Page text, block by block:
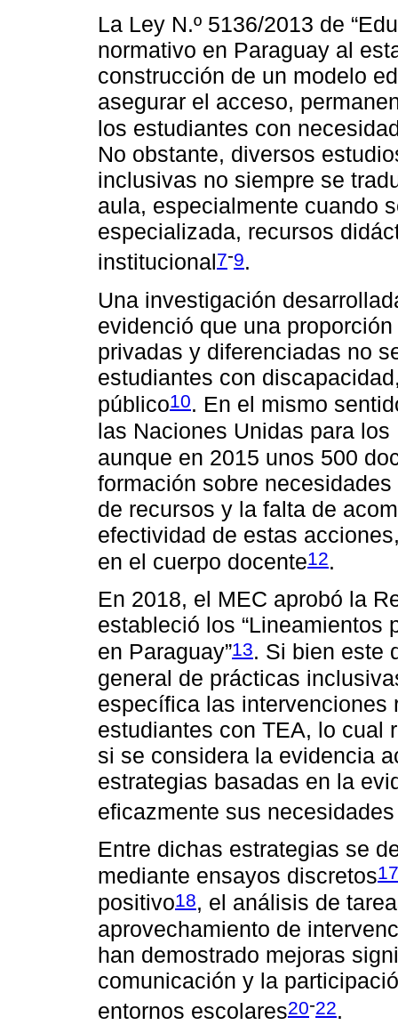
La Ley N.º 5136/2013 de
normativo en Paraguay al
construcción de un modelo
asegurar el acceso,
los estudiantes con
No obstante, diversos
inclusivas no siempre se
aula, especialmente cuando
especializada, recursos
institucional7-9.
Una investigación
evidenció que una
privadas y diferenciadas no
estudiantes con
público10. En el mismo
las Naciones Unidas para
aunque en 2015 unos 500
formación sobre
de recursos y la falta de
efectividad de estas
en el cuerpo docente12.
En 2018, el MEC aprobó la
estableció los “Lineamientos
en Paraguay”13. Si bien este
general de prácticas
específica las intervenciones
estudiantes con TEA, lo cual
si se considera la evidencia
estrategias basadas en la
eficazmente sus
Entre dichas estrategias se
mediante ensayos discretos17
positivo18, el análisis de
aprovechamiento de
han demostrado mejoras
comunicación y la
entornos escolares20-22.